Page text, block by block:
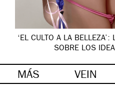
‘EL CULTO A LA
SOBRE LOS
MÁS VEIN